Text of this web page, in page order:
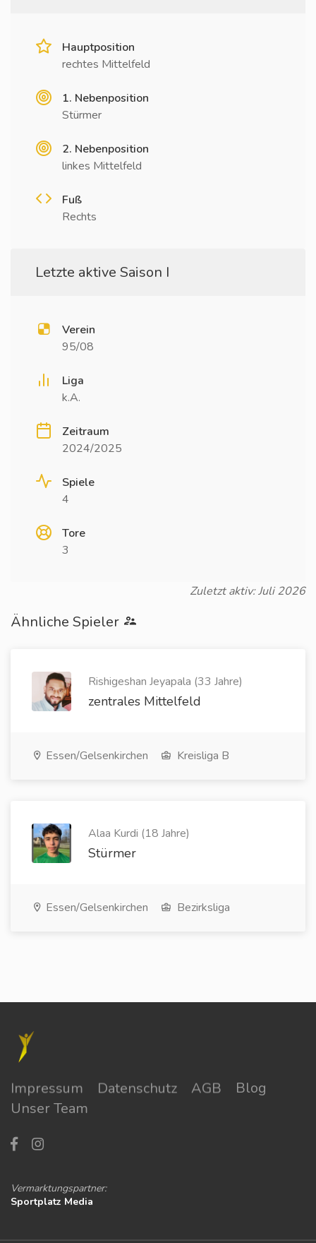
Hauptposition
rechtes Mittelfeld
1. Nebenposition
Stürmer
2. Nebenposition
linkes Mittelfeld
Fuß
Rechts
Letzte aktive Saison I
Verein
95/08
Liga
k.A.
Zeitraum
2024/2025
Spiele
4
Tore
3
Zuletzt aktiv: Juli 2026
Ähnliche Spieler
Rishigeshan Jeyapala (33 Jahre)
zentrales Mittelfeld
Essen/Gelsenkirchen Kreisliga B
Alaa Kurdi (18 Jahre)
Stürmer
Essen/Gelsenkirchen Bezirksliga
Impressum Datenschutz AGB
Blog
Unser Team
Vermarktungspartner:
Sportplatz Media